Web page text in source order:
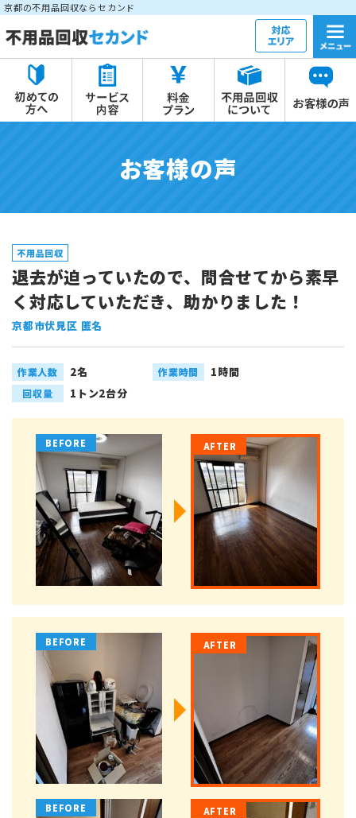
京都の不用品回収ならセカンド
お客様の声
不用品回収
退去が迫っていたので、問合せてから素早
く対応していただき、助かりました！
京都市伏見区 匿名
作業人数 2名 作業時間 1時間
回収量 1トン2台分